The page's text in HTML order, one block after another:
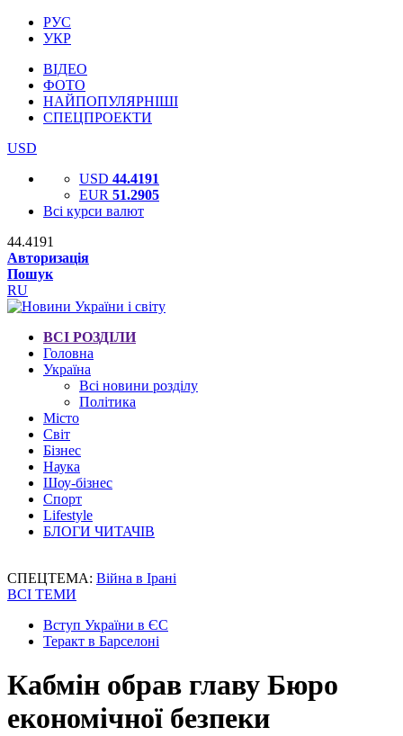
РУС
УКР
ВІДЕО
ФОТО
НАЙПОПУЛЯРНІШІ
СПЕЦПРОЕКТИ
USD
USD 44.4191
EUR 51.2905
Всі курси валют
44.4191
Авторизація
Пошук
RU
ВСІ РОЗДІЛИ
Головна
Україна
Всі новини розділу
Політика
Місто
Світ
Бізнес
Наука
Шоу-бізнес
Спорт
Lifestyle
БЛОГИ ЧИТАЧІВ
СПЕЦТЕМА: Війна в Ірані
ВСІ ТЕМИ
Вступ України в ЄС
Теракт в Барселоні
Кабмін обрав главу Бюро
економічної безпеки